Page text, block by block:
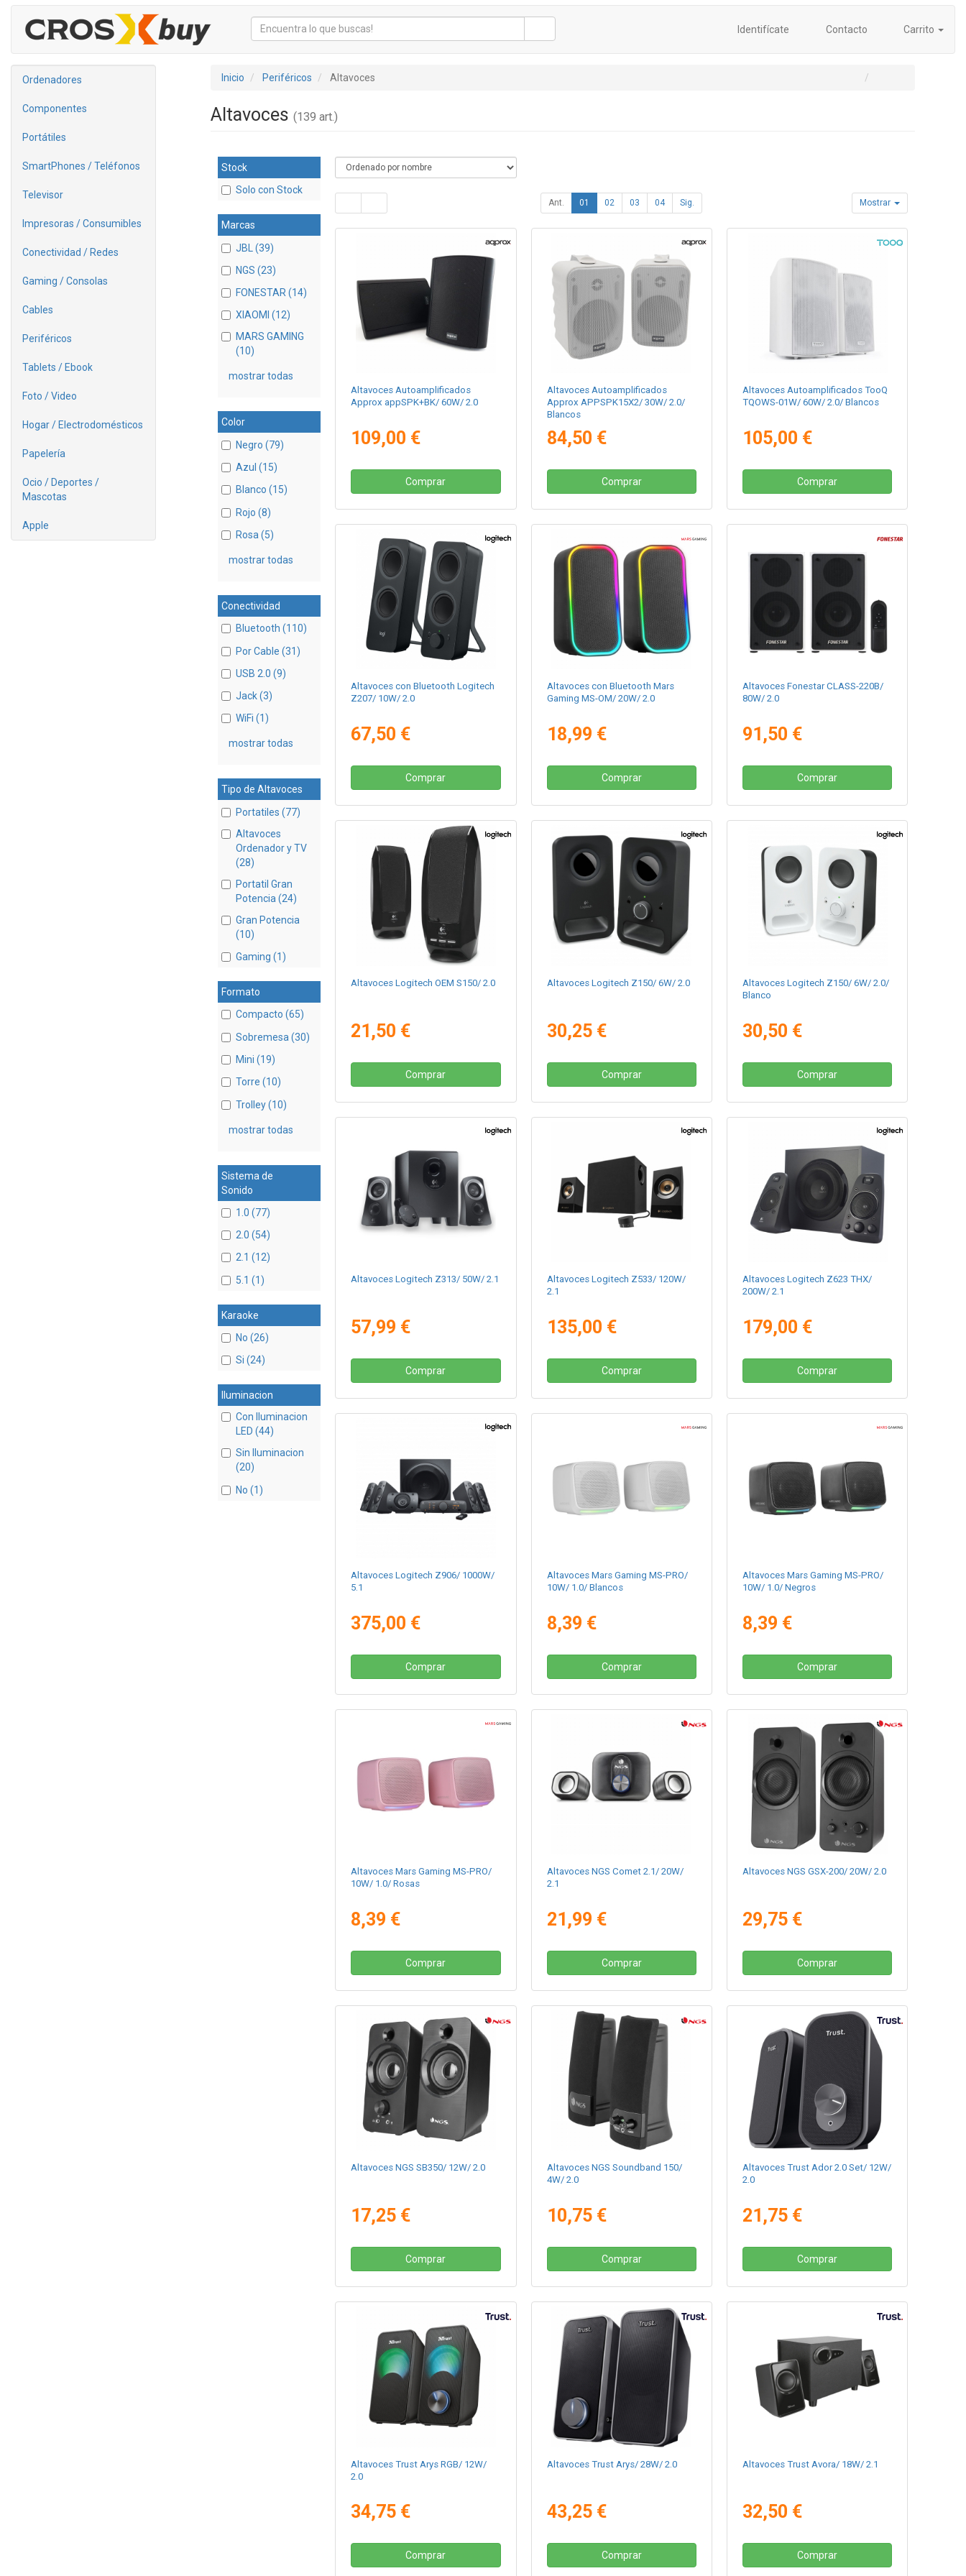
Identifícate Contacto Carrito
Ordenadores
Componentes
Portátiles
SmartPhones / Teléfonos
Televisor
Impresoras / Consumibles
Conectividad / Redes
Gaming / Consolas
Cables
Periféricos
Tablets / Ebook
Foto / Video
Hogar / Electrodomésticos
Papelería
Ocio / Deportes /
Mascotas
Apple
Inicio Periféricos Altavoces
Altavoces (139 art.)
Stock
Solo con Stock
Marcas
JBL (39)
NGS (23)
FONESTAR (14)
XIAOMI (12)
MARS GAMING
(10)
mostrar todas
Color
Negro (79)
Azul (15)
Blanco (15)
Rojo (8)
Rosa (5)
mostrar todas
Conectividad
Bluetooth (110)
Por Cable (31)
USB 2.0 (9)
Jack (3)
WiFi (1)
mostrar todas
Tipo de Altavoces
Portatiles (77)
Altavoces
Ordenador y TV
(28)
Portatil Gran
Potencia (24)
Gran Potencia
(10)
Gaming (1)
Formato
Compacto (65)
Sobremesa (30)
Mini (19)
Torre (10)
Trolley (10)
mostrar todas
Sistema de
Sonido
1.0 (77)
2.0 (54)
2.1 (12)
5.1 (1)
Karaoke
No (26)
Si (24)
Iluminacion
Con Iluminacion
LED (44)
Sin Iluminacion
(20)
No (1)
Ant. 01 02 03 04 Sig. Mostrar
Altavoces Autoamplificados
Approx appSPK+BK/ 60W/ 2.0
109,00 €
Comprar
Altavoces Autoamplificados
Approx APPSPK15X2/ 30W/ 2.0/
Blancos
84,50 €
Comprar
Altavoces Autoamplificados TooQ
TQOWS-01W/ 60W/ 2.0/ Blancos
105,00 €
Comprar
Altavoces con Bluetooth Logitech
Z207/ 10W/ 2.0
67,50 €
Comprar
Altavoces con Bluetooth Mars
Gaming MS-OM/ 20W/ 2.0
18,99 €
Comprar
Altavoces Fonestar CLASS-220B/
80W/ 2.0
91,50 €
Comprar
Altavoces Logitech OEM S150/ 2.0
21,50 €
Comprar
Altavoces Logitech Z150/ 6W/ 2.0
30,25 €
Comprar
Altavoces Logitech Z150/ 6W/ 2.0/
Blanco
30,50 €
Comprar
Altavoces Logitech Z313/ 50W/ 2.1
57,99 €
Comprar
Altavoces Logitech Z533/ 120W/
2.1
135,00 €
Comprar
Altavoces Logitech Z623 THX/
200W/ 2.1
179,00 €
Comprar
Altavoces Logitech Z906/ 1000W/
5.1
375,00 €
Comprar
Altavoces Mars Gaming MS-PRO/
10W/ 1.0/ Blancos
8,39 €
Comprar
Altavoces Mars Gaming MS-PRO/
10W/ 1.0/ Negros
8,39 €
Comprar
Altavoces Mars Gaming MS-PRO/
10W/ 1.0/ Rosas
8,39 €
Comprar
Altavoces NGS Comet 2.1/ 20W/
2.1
21,99 €
Comprar
Altavoces NGS GSX-200/ 20W/ 2.0
29,75 €
Comprar
Altavoces NGS SB350/ 12W/ 2.0
17,25 €
Comprar
Altavoces NGS Soundband 150/
4W/ 2.0
10,75 €
Comprar
Altavoces Trust Ador 2.0 Set/ 12W/
2.0
21,75 €
Comprar
Altavoces Trust Arys RGB/ 12W/
2.0
34,75 €
Comprar
Altavoces Trust Arys/ 28W/ 2.0
43,25 €
Comprar
Altavoces Trust Avora/ 18W/ 2.1
32,50 €
Comprar